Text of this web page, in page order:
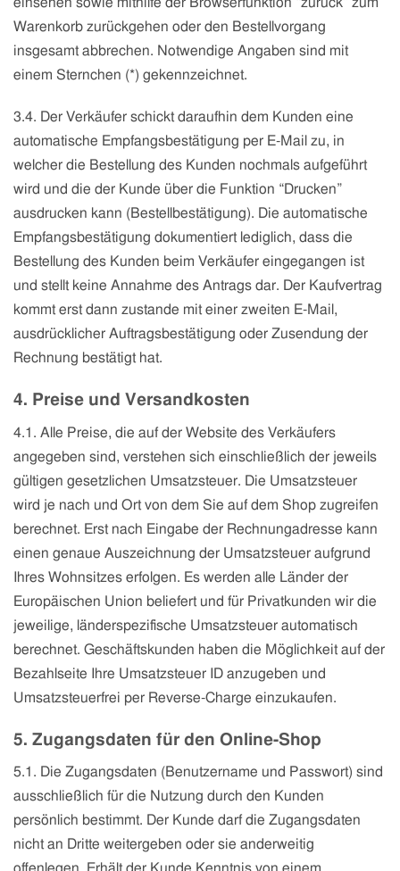
Warenkorb zurückgehen oder den Bestellvorgang
insgesamt abbrechen. Notwendige Angaben sind mit
einem Sternchen (*) gekennzeichnet.
3.4. Der Verkäufer schickt daraufhin dem Kunden eine
automatische Empfangsbestätigung per E-Mail zu, in
welcher die Bestellung des Kunden nochmals aufgeführt
wird und die der Kunde über die Funktion “Drucken”
ausdrucken kann (Bestellbestätigung). Die automatische
Empfangsbestätigung dokumentiert lediglich, dass die
Bestellung des Kunden beim Verkäufer eingegangen ist
und stellt keine Annahme des Antrags dar. Der Kaufvertrag
kommt erst dann zustande mit einer zweiten E-Mail,
ausdrücklicher Auftragsbestätigung oder Zusendung der
Rechnung bestätigt hat.
4. Preise und Versandkosten
4.1. Alle Preise, die auf der Website des Verkäufers
angegeben sind, verstehen sich einschließlich der jeweils
gültigen gesetzlichen Umsatzsteuer. Die Umsatzsteuer
wird je nach und Ort von dem Sie auf dem Shop zugreifen
berechnet. Erst nach Eingabe der Rechnungadresse kann
einen genaue Auszeichnung der Umsatzsteuer aufgrund
Ihres Wohnsitzes erfolgen. Es werden alle Länder der
Europäischen Union beliefert und für Privatkunden wir die
jeweilige, länderspezifische Umsatzsteuer automatisch
berechnet. Geschäftskunden haben die Möglichkeit auf der
Bezahlseite Ihre Umsatzsteuer ID anzugeben und
Umsatzsteuerfrei per Reverse-Charge einzukaufen.
5. Zugangsdaten für den Online-Shop
5.1. Die Zugangsdaten (Benutzername und Passwort) sind
ausschließlich für die Nutzung durch den Kunden
persönlich bestimmt. Der Kunde darf die Zugangsdaten
nicht an Dritte weitergeben oder sie anderweitig